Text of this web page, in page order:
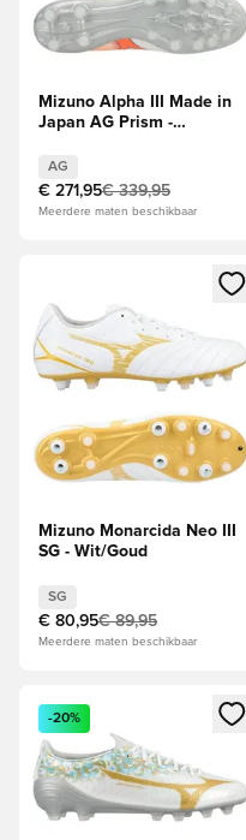
Mizuno Alpha III Made in
Japan AG Prism -
AG
€ 271,95€ 339,95
Meerdere maten beschikbaar
Opent een venster om
Mizuno Monarcida Neo III
SG - Wit/Goud
SG
€ 80,95€ 89,95
Meerdere maten beschikbaar
Opent een venster om
-20%